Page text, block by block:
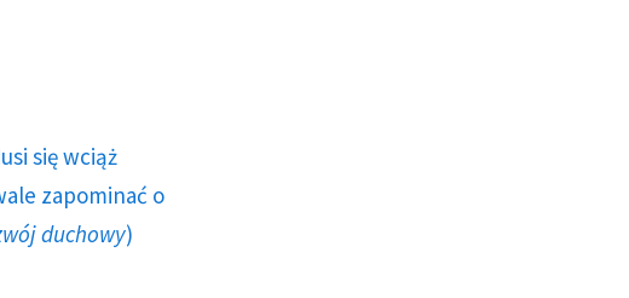
się wciąż
zapominać o
duchowy)